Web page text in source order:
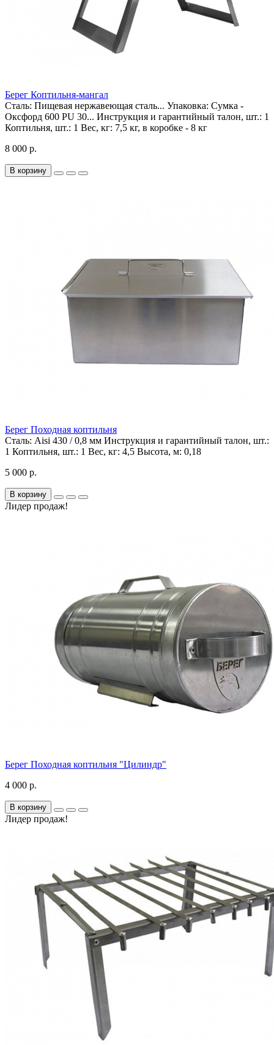
Берег Коптильня-мангал
Сталь: Пищевая нержавеющая сталь... Упаковка: Сумка -
Оксфорд 600 PU 30... Инструкция и гарантийный талон, шт.: 1
Коптильня, шт.: 1 Вес, кг: 7,5 кг, в коробке - 8 кг
8 000 р.
В корзину
Берег Походная коптильня
Сталь: Aisi 430 / 0,8 мм Инструкция и гарантийный талон, шт.:
1 Коптильня, шт.: 1 Вес, кг: 4,5 Высота, м: 0,18
5 000 р.
В корзину
Лидер продаж!
Берег Походная коптильня "Цилиндр"
4 000 р.
В корзину
Лидер продаж!